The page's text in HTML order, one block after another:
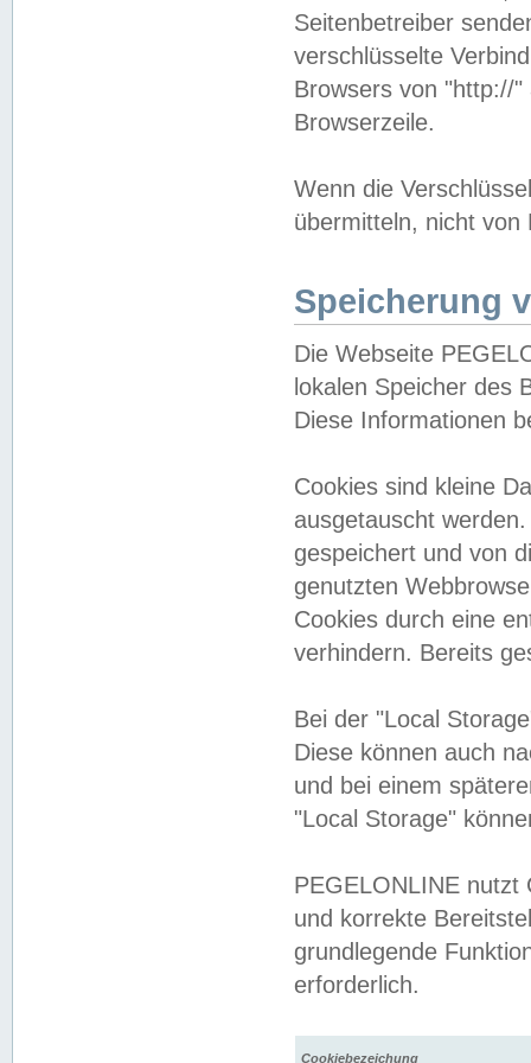
Seitenbetreiber
verschlüsselte
Browsers von "http://
Browserzeile.
Wenn die
übermitteln, nicht von
Speicherung
Die Webseite
lokalen Speicher des
Diese Informationen
Cookies sind kleine
ausgetauscht
gespeichert und von
genutzten
Cookies durch eine
verhindern. Bereits
Bei der "Local
Diese können auch
und bei einem
"Local Storage"
PEGELONLINE nutzt
und korrekte
grundlegende
erforderlich.
Cookiebezeichung